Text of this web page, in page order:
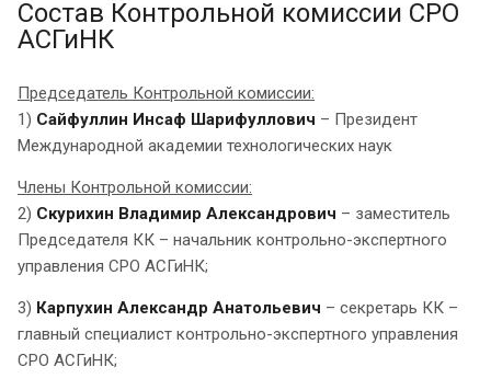
Состав Контрольной комиссии СРО
АСГиНК
Председатель Контрольной комиссии:
1) Сайфуллин Инсаф Шарифуллович – Президент
Международной академии технологических наук
Члены Контрольной комиссии:
2) Скурихин Владимир Александрович – заместитель
Председателя КК – начальник контрольно-экспертного
управления СРО АСГиНК;
3) Карпухин Александр Анатольевич – секретарь КК –
главный специалист контрольно-экспертного управления
СРО АСГиНК;